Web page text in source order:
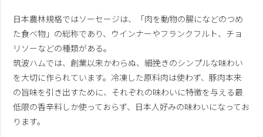
日本農林規格ではソーセージは、「肉を動物の腸になどのつめ
た食べ物」の総称であり、ウインナーやフランクフルト、チョ
リソーなどの種類がある。
筑波ハムでは、創業以来かわらぬ、細挽きのシンプルな味わい
を大切に作られています。冷凍した原料肉は使わず、豚肉本来
の旨味を引き出すために、それぞれの味わいに特徴を与える最
低限の香辛料しか使っておらず、日本人好みの味わいになってお
ります。